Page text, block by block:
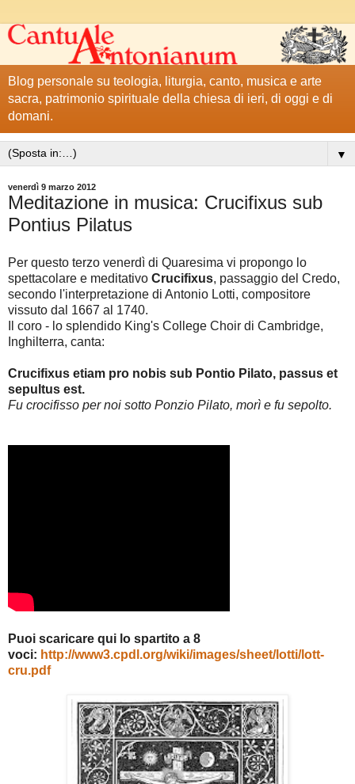
Blog personale su teologia, liturgia, canto, musica e arte
sacra, patrimonio spirituale della chiesa di ieri, di oggi e di
domani.
▼
venerdì 9 marzo 2012
Meditazione in musica: Crucifixus sub
Pontius Pilatus
Per questo terzo venerdì di Quaresima vi propongo lo
spettacolare e meditativo Crucifixus, passaggio del Credo,
secondo l'interpretazione di Antonio Lotti, compositore
vissuto dal 1667 al 1740.
Il coro - lo splendido King's College Choir di Cambridge,
Inghilterra, canta:
Crucifixus etiam pro nobis sub Pontio Pilato, passus et
sepultus est.
Fu crocifisso per noi sotto Ponzio Pilato, morì e fu sepolto.
Puoi scaricare qui lo spartito a 8
voci: http://www3.cpdl.org/wiki/images/sheet/lotti/lott-
cru.pdf